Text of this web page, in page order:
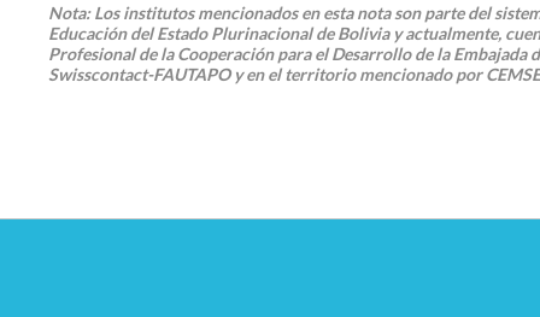
Nota: Los institutos mencionados en esta nota son parte del
Educación del Estado Plurinacional de Bolivia y actualmente,
Profesional de la Cooperación para el Desarrollo de la Embajada
Swisscontact-FAUTAPO y en el territorio mencionado por CEMSE